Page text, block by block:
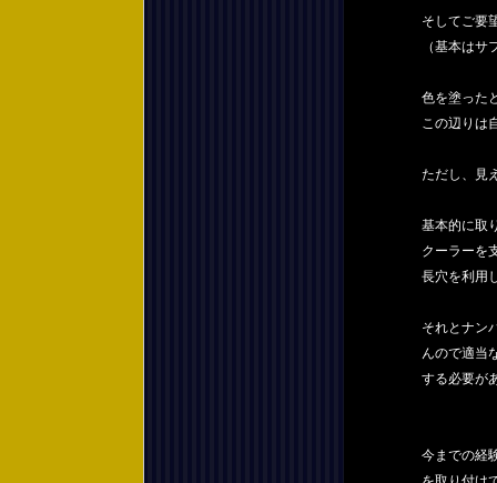
そしてご要
（基本はサ
色を塗った
この辺りは
ただし、見
基本的に取
クーラーを
長穴を利用
それとナン
んので適当
する必要が
今までの経